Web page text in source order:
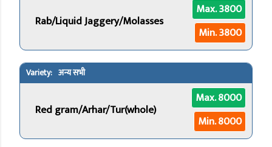
Rab/Liquid Jaggery/Molasses
Max. 3800
Min. 3800
अन्य सभी
Red gram/Arhar/Tur(whole)
Max. 8000
Min. 8000